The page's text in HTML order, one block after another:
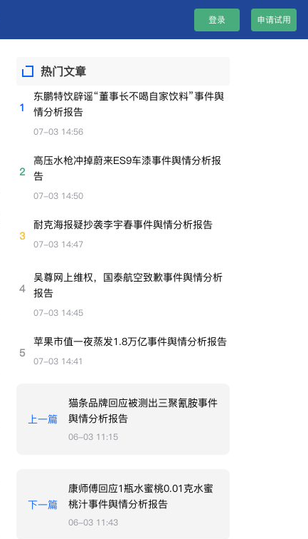
登录 申请试用
热门文章
1
东鹏特饮辟谣“董事长不喝自家饮料”事件舆
情分析报告
07-03 14:56
2
高压水枪冲掉蔚来ES9车漆事件舆情分析报
告
07-03 14:50
3
耐克海报疑抄袭李宇春事件舆情分析报告
07-03 14:47
4
吴尊网上维权，国泰航空致歉事件舆情分析
报告
07-03 14:45
5
苹果市值一夜蒸发1.8万亿事件舆情分析报告
07-03 14:41
上一篇
猫条品牌回应被测出三聚氰胺事件
舆情分析报告
06-03 11:15
下一篇
康师傅回应1瓶水蜜桃0.01克水蜜
桃汁事件舆情分析报告
06-03 11:43